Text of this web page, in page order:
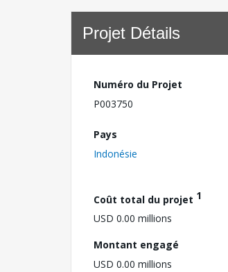
Projet Détails
Numéro du Projet
P003750
Pays
Indonésie
Coût total du projet 1
USD 0.00 millions
Montant engagé
USD 0.00 millions